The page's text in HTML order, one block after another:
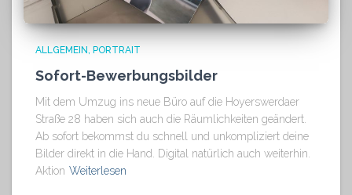
ALLGEMEIN PORTRAIT
Sofort-Bewerbungsbilder
Mit dem Umzug ins neue Büro auf die Hoyerswerdaer
Straße 28 haben sich auch die Räumlichkeiten geändert.
Ab sofort bekommst du schnell und unkompliziert deine
Bilder direkt in die Hand. Digital natürlich auch weiterhin.
Aktion Weiterlesen